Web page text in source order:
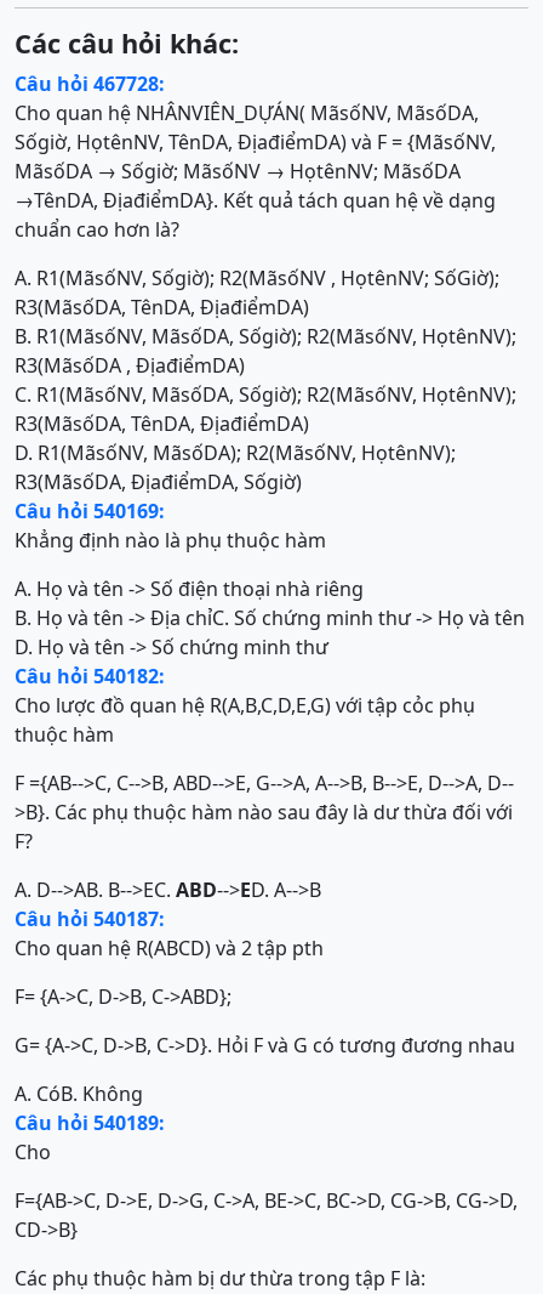
Các câu hỏi khác:
Câu hỏi 467728:
Cho quan hệ NHÂNVIÊN_DỰÁN( MãsốNV, MãsốDA,
Sốgiờ, HọtênNV, TênDA, ĐịađiểmDA) và F = {MãsốNV,
MãsốDA → Sốgiờ; MãsốNV → HọtênNV; MãsốDA
→TênDA, ĐịađiểmDA}. Kết quả tách quan hệ về dạng
chuẩn cao hơn là?
A. R1(MãsốNV, Sốgiờ); R2(MãsốNV , HọtênNV; SốGiờ);
R3(MãsốDA, TênDA, ĐịađiểmDA)
B. R1(MãsốNV, MãsốDA, Sốgiờ); R2(MãsốNV, HọtênNV);
R3(MãsốDA , ĐịađiểmDA)
C. R1(MãsốNV, MãsốDA, Sốgiờ); R2(MãsốNV, HọtênNV);
R3(MãsốDA, TênDA, ĐịađiểmDA)
D. R1(MãsốNV, MãsốDA); R2(MãsốNV, HọtênNV);
R3(MãsốDA, ĐịađiểmDA, Sốgiờ)
Câu hỏi 540169:
Khẳng định nào là phụ thuộc hàm
A. Họ và tên -> Số điện thoại nhà riêng
B. Họ và tên -> Địa chỉC. Số chứng minh thư -> Họ và tên
D. Họ và tên -> Số chứng minh thư
Câu hỏi 540182:
Cho lược đồ quan hệ R(A,B,C,D,E,G) với tập cỏc phụ
thuộc hàm
F ={AB-->C, C-->B, ABD-->E, G-->A, A-->B, B-->E, D-->A, D--
>B}. Các phụ thuộc hàm nào sau đây là dư thừa đối với
F?
A. D-->AB. B-->EC. ABD-->ED. A-->B
Câu hỏi 540187:
Cho quan hệ R(ABCD) và 2 tập pth
F= {A->C, D->B, C->ABD};
G= {A->C, D->B, C->D}. Hỏi F và G có tương đương nhau
A. CóB. Không
Câu hỏi 540189:
Cho
F={AB->C, D->E, D->G, C->A, BE->C, BC->D, CG->B, CG->D,
CD->B}
Các phụ thuộc hàm bị dư thừa trong tập F là: